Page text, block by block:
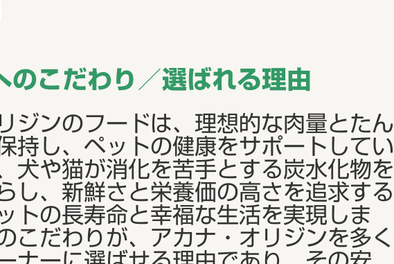
こだわり／選ばれる理由
ジンのフードは、理想的な肉量とたん
持し、ペットの健康をサポートしてい
犬や猫が消化を苦手とする炭水化物を
し、新鮮さと栄養価の高さを追求する
トの長寿命と幸福な生活を実現しま
こだわりが、アカナ・オリジンを多く